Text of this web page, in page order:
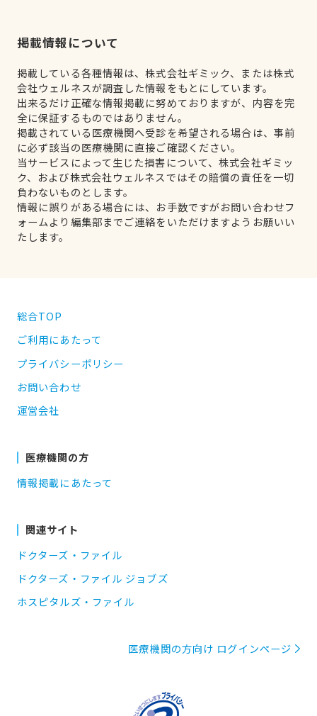
掲載情報について
掲載している各種情報は、株式会社ギミック、または株式
会社ウェルネスが調査した情報をもとにしています。
出来るだけ正確な情報掲載に努めておりますが、内容を完
全に保証するものではありません。
掲載されている医療機関へ受診を希望される場合は、事前
に必ず該当の医療機関に直接ご確認ください。
当サービスによって生じた損害について、株式会社ギミッ
ク、および株式会社ウェルネスではその賠償の責任を一切
負わないものとします。
情報に誤りがある場合には、お手数ですがお問い合わせフ
ォームより編集部までご連絡をいただけますようお願いい
たします。
総合TOP
ご利用にあたって
プライバシーポリシー
お問い合わせ
運営会社
医療機関の方
情報掲載にあたって
関連サイト
ドクターズ・ファイル
ドクターズ・ファイル ジョブズ
ホスピタルズ・ファイル
医療機関の方向け ログインページ